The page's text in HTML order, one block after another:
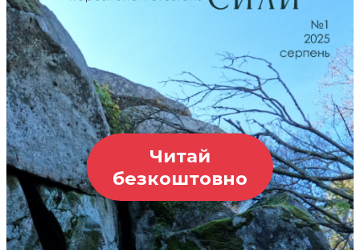
Читай
безкоштовно